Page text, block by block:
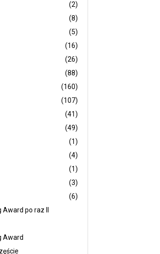
(2)
(8)
(5)
(16)
(26)
(88)
(160)
(107)
(41)
(49)
(1)
(4)
(1)
(3)
(6)
po raz II
Award